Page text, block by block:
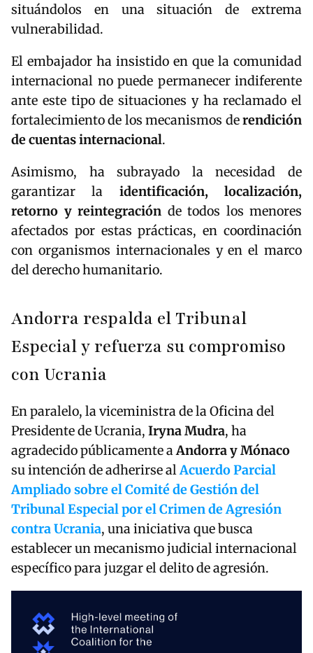
situándolos en una situación de extrema
vulnerabilidad.
El embajador ha insistido en que la comunidad
internacional no puede permanecer indiferente
ante este tipo de situaciones y ha reclamado el
fortalecimiento de los mecanismos derendición
de cuentas internacional.
Asimismo, ha subrayado la necesidad de
garantizar la identificación, localización,
retorno y reintegración de todos los menores
afectados por estas prácticas, en coordinación
con organismos internacionales y en el marco
del derecho humanitario.
Andorra respalda el Tribunal
Especial y refuerza su compromiso
con Ucrania
En paralelo, la viceministra de la Oficina del
Presidente de Ucrania, Iryna Mudra, ha
agradecido públicamente aAndorra y Mónaco
su intención de adherirse alAcuerdo Parcial
Ampliado sobre el Comité de Gestión del
Tribunal Especial por el Crimen de Agresión
contra Ucrania, una iniciativa que busca
establecer un mecanismo judicial internacional
específico para juzgar el delito de agresión.